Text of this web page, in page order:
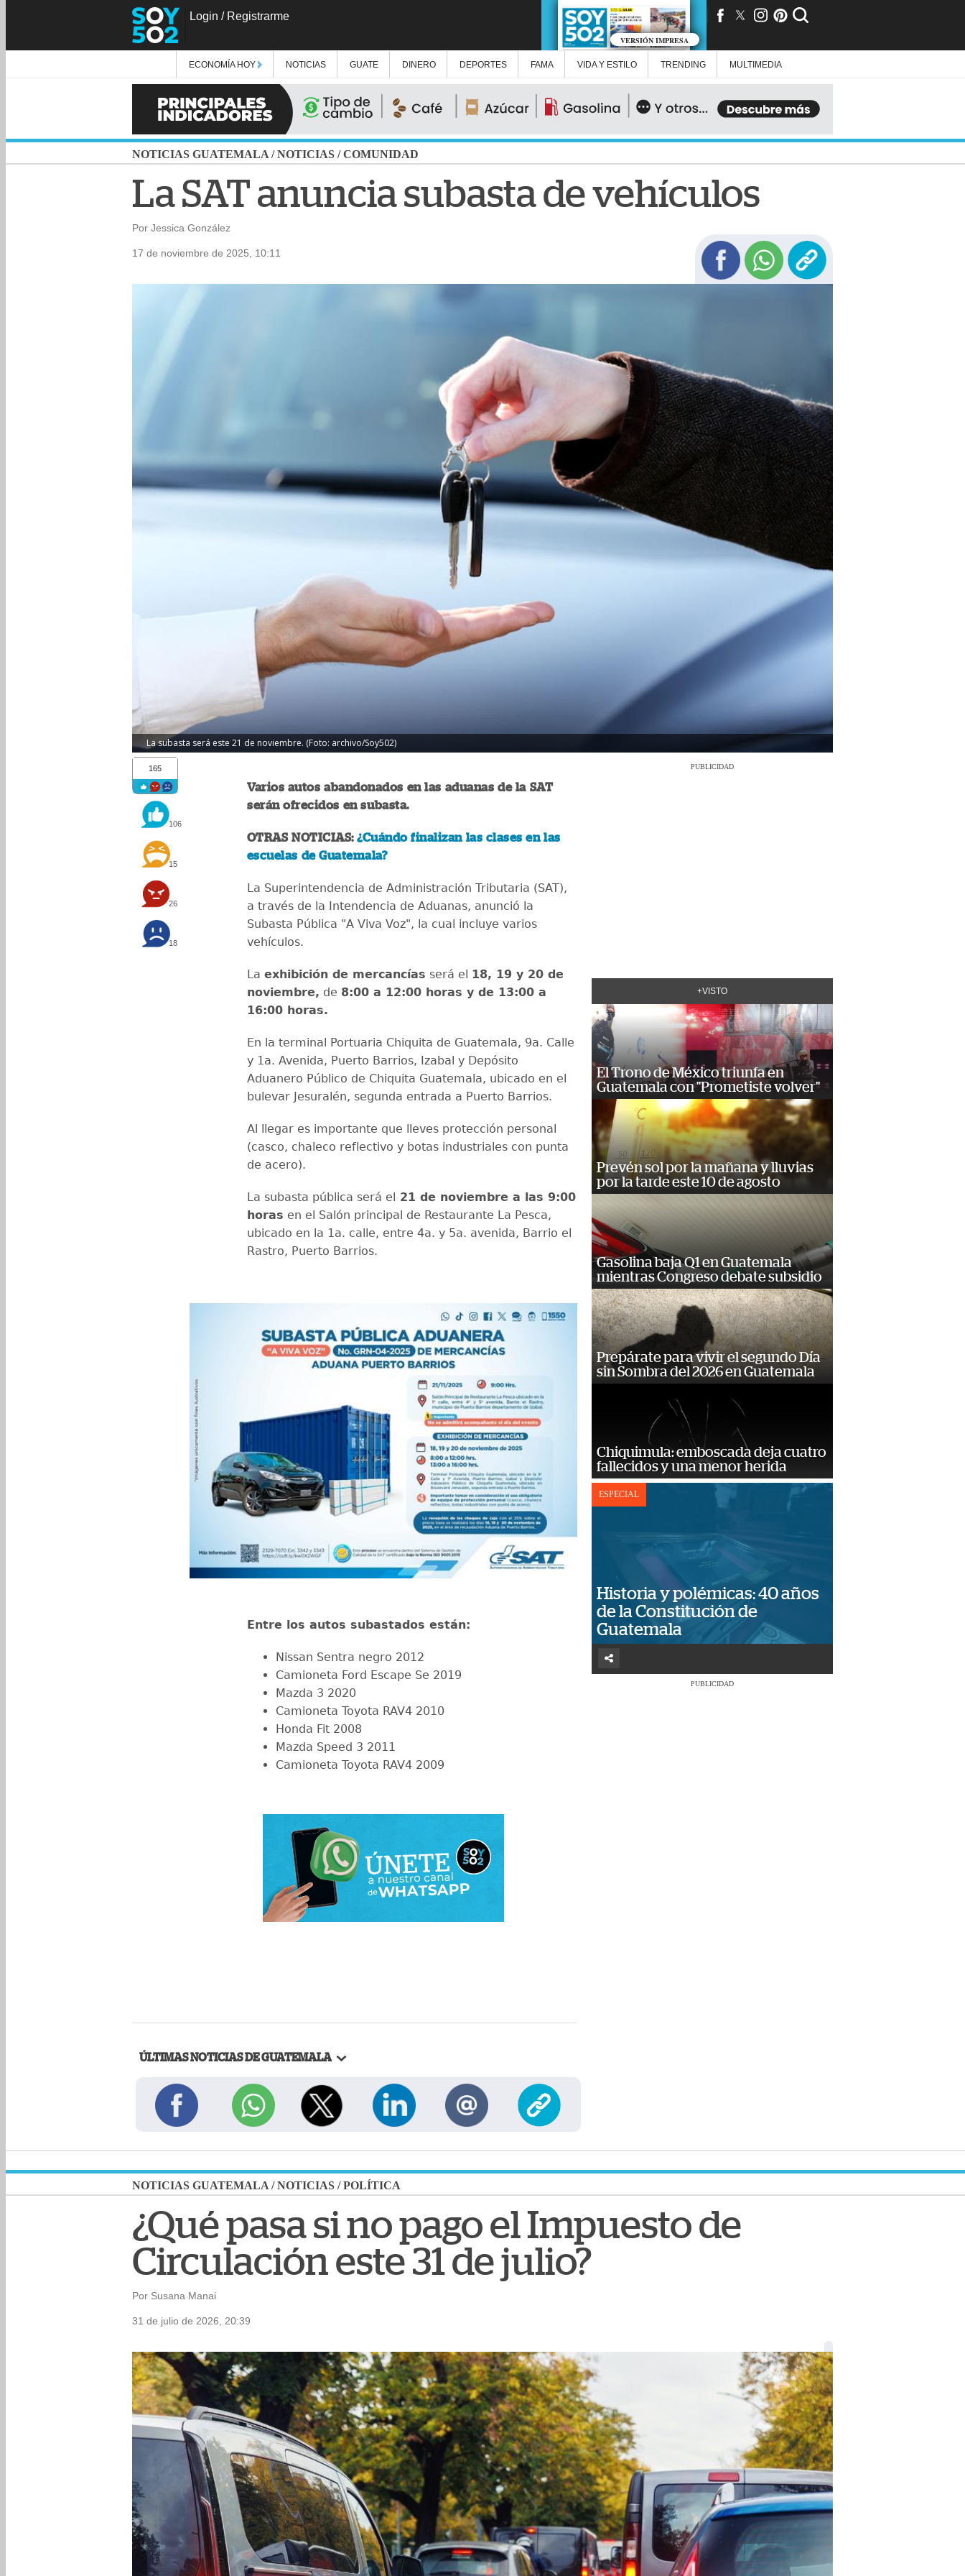
Login / Registrarme
VERSIÓN IMPRESA
ECONOMÍA HOY NOTICIAS GUATE DINERO DEPORTES FAMA VIDA Y ESTILO TRENDING MULTIMEDIA
NOTICIAS GUATEMALA /NOTICIAS /COMUNIDAD
La SAT anuncia subasta de vehículos
Por Jessica González
17 de noviembre de 2025, 10:11
La subasta será este 21 de noviembre. (Foto: archivo/Soy502)
165
106
15
26
18
Varios autos abandonados en las aduanas de la SAT
serán ofrecidos en subasta.
OTRAS NOTICIAS:¿Cuándo finalizan las clases en las
escuelas de Guatemala?
La Superintendencia de Administración Tributaria (SAT),
a través de la Intendencia de Aduanas, anunció la
Subasta Pública "A Viva Voz", la cual incluye varios
vehículos.
La exhibición de mercancías será el 18, 19 y 20 de
noviembre, de 8:00 a 12:00 horas y de 13:00 a
16:00 horas.
En la terminal Portuaria Chiquita de Guatemala, 9a. Calle
y 1a. Avenida, Puerto Barrios, Izabal y Depósito
Aduanero Público de Chiquita Guatemala, ubicado en el
bulevar Jesuralén, segunda entrada a Puerto Barrios.
Al llegar es importante que lleves protección personal
(casco, chaleco reflectivo y botas industriales con punta
de acero).
La subasta pública será el 21 de noviembre a las 9:00
horas en el Salón principal de Restaurante La Pesca,
ubicado en la 1a. calle, entre 4a. y 5a. avenida, Barrio el
Rastro, Puerto Barrios.
Entre los autos subastados están:
Nissan Sentra negro 2012
Camioneta Ford Escape Se 2019
Mazda 3 2020
Camioneta Toyota RAV4 2010
Honda Fit 2008
Mazda Speed 3 2011
Camioneta Toyota RAV4 2009
ÚLTIMAS NOTICIAS DE GUATEMALA
PUBLICIDAD
+VISTO
El Trono de México triunfa en
Guatemala con "Prometiste volver"
Prevén sol por la mañana y lluvias
por la tarde este 10 de agosto
Gasolina baja Q1 en Guatemala
mientras Congreso debate subsidio
Prepárate para vivir el segundo Día
sin Sombra del 2026 en Guatemala
Chiquimula: emboscada deja cuatro
fallecidos y una menor herida
ESPECIAL
Historia y polémicas: 40 años
de la Constitución de
Guatemala
PUBLICIDAD
NOTICIAS GUATEMALA /NOTICIAS /POLÍTICA
¿Qué pasa si no pago el Impuesto de
Circulación este 31 de julio?
Por Susana Manai
31 de julio de 2026, 20:39